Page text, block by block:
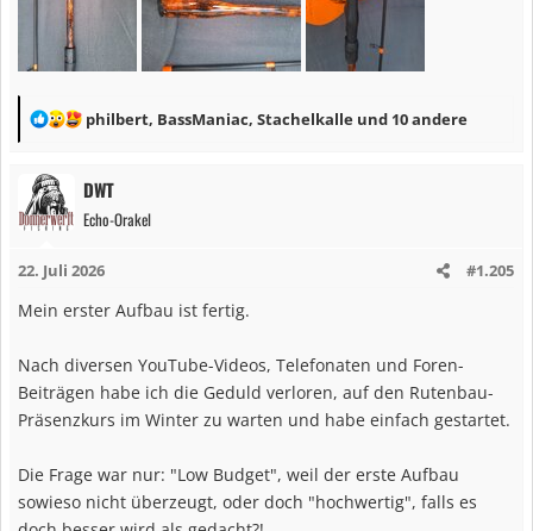
R
k
t
o
n
philbert, BassManiac, Stachelkalle und 10 andere
DWT
Echo-Orakel
22. Juli 2026 #1.205
Mein erster Aufbau ist fertig.
Nach diversen YouTube-Videos, Telefonaten und Foren-
Beiträgen habe ich die Geduld verloren, auf den Rutenbau-
Präsenzkurs im Winter zu warten und habe einfach gestartet.
Die Frage war nur: "Low Budget", weil der erste Aufbau
sowieso nicht überzeugt, oder doch "hochwertig", falls es